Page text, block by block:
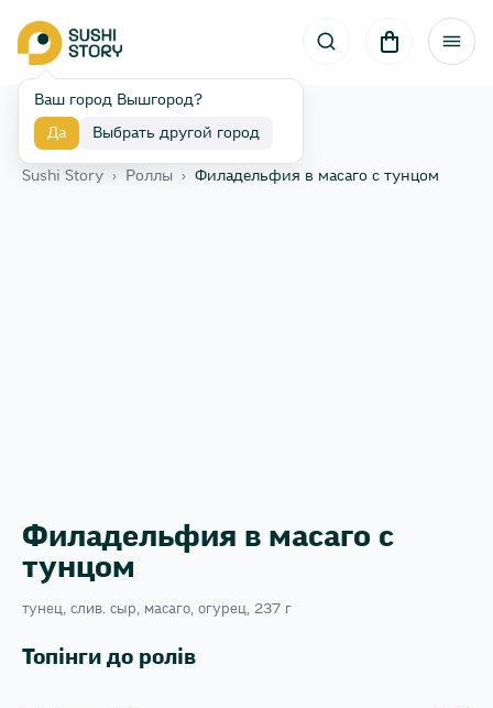
Ваш город Вышгород?
Да Выбрать другой город
Назад
Sushi Story › Роллы › Филадельфия в масаго с тунцом
Филадельфия в масаго с
тунцом
тунец, слив. сыр, масаго, огурец, 237 г
Топінги до ролів